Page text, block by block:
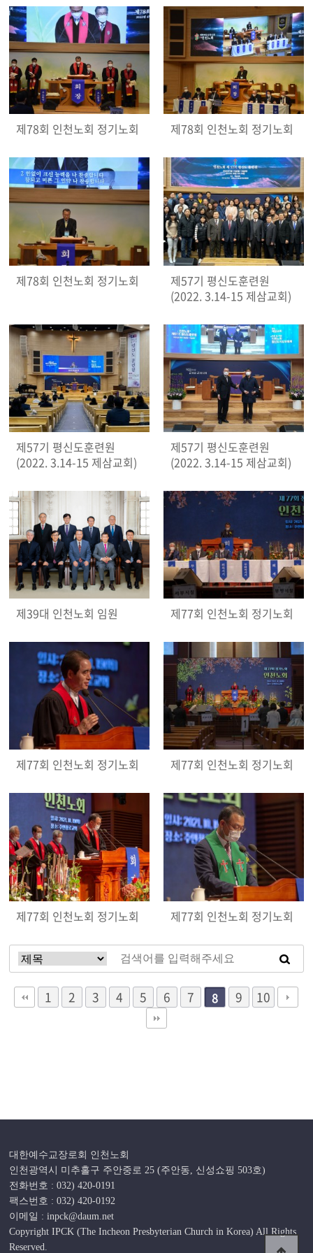
제78회 인천노회 정기노회 제78회 인천노회 정기노회
제78회 인천노회 정기노회
제57기 평신도훈련원
(2022. 3.14-15 제삼교회)
제57기 평신도훈련원
(2022. 3.14-15 제삼교회)
제57기 평신도훈련원
(2022. 3.14-15 제삼교회)
제39대 인천노회 임원 제77회 인천노회 정기노회
제77회 인천노회 정기노회 제77회 인천노회 정기노회
제77회 인천노회 정기노회 제77회 인천노회 정기노회
1 2 3 4 5 6 7 8 9 10
대한예수교장로회 인천노회
인천광역시 미추홀구 주안중로 25 (주안동, 신성쇼핑 503호)
전화번호 : 032) 420-0191
팩스번호 : 032) 420-0192
이메일 : inpck@daum.net
Copyright IPCK (The Incheon Presbyterian Church in Korea) All Rights
Reserved.